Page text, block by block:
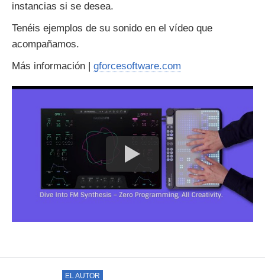
instancias si se desea.
Tenéis ejemplos de su sonido en el vídeo que
acompañamos.
Más información | gforcesoftware.com
EL AUTOR